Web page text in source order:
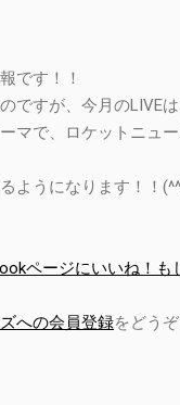
です！！
ですが、今月のLIVEは
マで、ロケットニュ
ようになります！！
ページにいいね！
への会員登録をどう